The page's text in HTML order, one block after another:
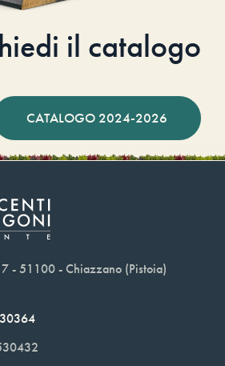
il catalogo
CATALOGO 2024-2026
- 51100 - Chiazzano (Pistoia)